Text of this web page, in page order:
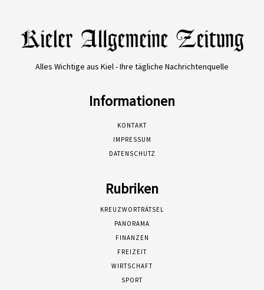
Alles Wichtige aus Kiel - Ihre tägliche Nachrichtenquelle
Informationen
KONTAKT
IMPRESSUM
DATENSCHUTZ
Rubriken
KREUZWORTRÄTSEL
PANORAMA
FINANZEN
FREIZEIT
WIRTSCHAFT
SPORT